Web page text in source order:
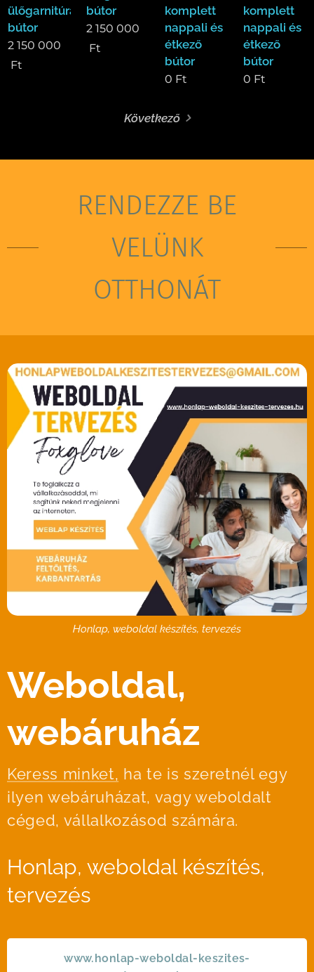
ülőgarnitúra
bútor
2 150 000
Ft
bútor
2 150 000
Ft
komplett
nappali és
étkező
bútor
0 Ft
komplett
nappali és
étkező
bútor
0 Ft
Következő
RENDEZZE BE
VELÜNK
OTTHONÁT
Honlap, weboldal készítés, tervezés
Weboldal,
webáruház
Keress minket, ha te is szeretnél egy
ilyen webáruházat, vagy weboldalt
céged, vállalkozásod számára.
Honlap, weboldal készítés,
tervezés
www.honlap-weboldal-keszites-